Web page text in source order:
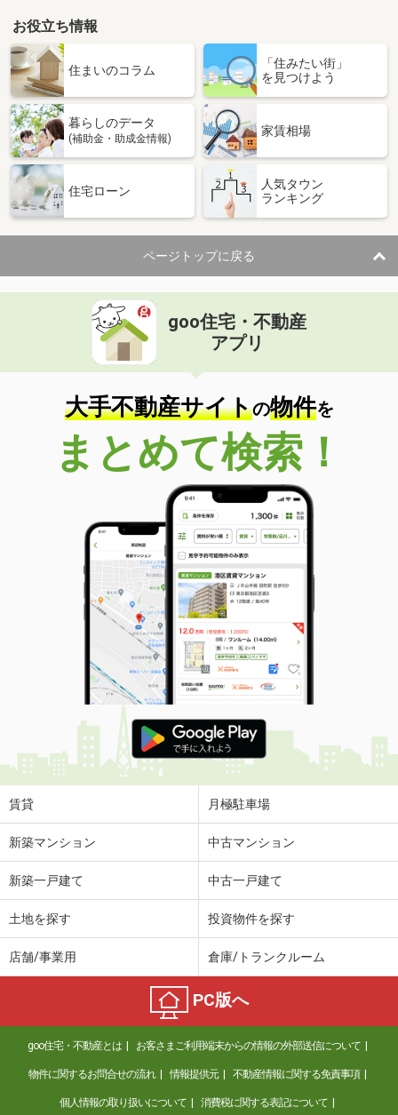
お役立ち情報
住まいのコラム
「住みたい街」
を見つけよう
暮らしのデータ
(補助金・助成金情報)
家賃相場
住宅ローン
人気タウン
ランキング
ページトップに戻る
goo住宅・不動産
アプリ
大手不動産サイトの物件を
まとめて検索！
賃貸 月極駐車場
新築マンション 中古マンション
新築一戸建て 中古一戸建て
土地を探す 投資物件を探す
店舗/事業用 倉庫/トランクルーム
PC版へ
goo住宅・不動産とは お客さまご利用端末からの情報の外部送信について
物件に関するお問合せの流れ 情報提供元 不動産情報に関する免責事項
個人情報の取り扱いについて 消費税に関する表記について